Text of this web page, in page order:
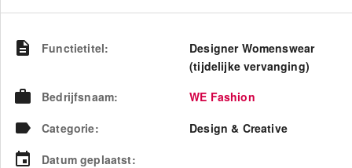
Functietitel:
Designer Womenswear
(tijdelijke vervanging)
Bedrijfsnaam:
WE Fashion
Categorie:
Design & Creative
Datum geplaatst: